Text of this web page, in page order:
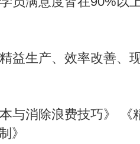
益生产、效率改善、
与消除浪费技巧》
》